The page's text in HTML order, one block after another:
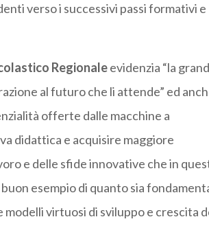
verso i successivi passi formativi e
Regionaleevidenzia “la
al futuro che li attende” ed
offerte dalle macchine a
didattica e acquisire maggiore
e delle sfide innovative che in
esempio di quanto sia
virtuosi di sviluppo e crescita